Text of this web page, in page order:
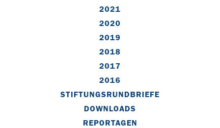
2021
2020
2019
2018
2017
2016
STIFTUNGSRUNDBRIEFE
DOWNLOADS
REPORTAGEN